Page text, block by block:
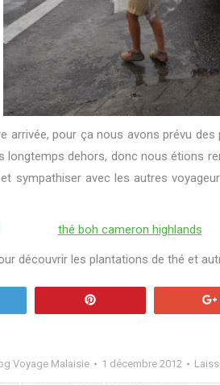
arrivée, pour ça nous avons prévu
dehors, donc nous étions
sympathiser avec les autres
découvrir les plantations de thé et
Voyage Malaisie 1 décembre 2012